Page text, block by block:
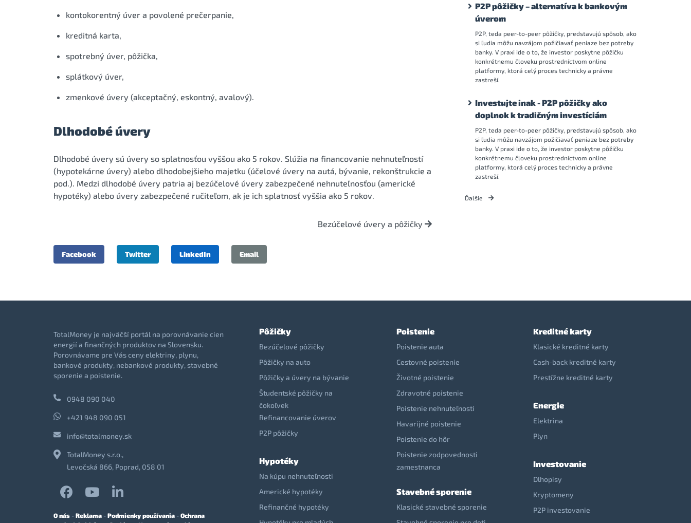
kontokorentný úver a povolené prečerpanie,
kreditná karta,
spotrebný úver, pôžička,
splátkový úver,
zmenkové úvery (akceptačný, eskontný, avalový).
Dlhodobé úvery
Dlhodobé úvery sú úvery so splatnosťou vyššou ako 5 rokov. Slúžia na financovanie nehnuteľností
(hypotekárne úvery) alebo dlhodobejšieho majetku (účelové úvery na autá, bývanie, rekonštrukcie a
pod.). Medzi dlhodobé úvery patria aj bezúčelové úvery zabezpečené nehnuteľnosťou (americké
hypotéky) alebo úvery zabezpečené ručiteľom, ak je ich splatnosť vyššia ako 5 rokov.
Bezúčelové úvery a pôžičky
Facebook Twitter LinkedIn Email
P2P pôžičky – alternatíva k bankovým
úverom
P2P, teda peer-to-peer pôžičky, predstavujú spôsob, ako
si ľudia môžu navzájom požičiavať peniaze bez potreby
banky. V praxi ide o to, že investor poskytne pôžičku
konkrétnemu človeku prostredníctvom online
platformy, ktorá celý proces technicky a právne
zastreší.
Investujte inak - P2P pôžičky ako
doplnok k tradičným investíciám
P2P, teda peer-to-peer pôžičky, predstavujú spôsob, ako
si ľudia môžu navzájom požičiavať peniaze bez potreby
banky. V praxi ide o to, že investor poskytne pôžičku
konkrétnemu človeku prostredníctvom online
platformy, ktorá celý proces technicky a právne
zastreší.
Ďalšie
Pôžičky
Bezúčelové pôžičky
Pôžičky na auto
Pôžičky a úvery na bývanie
Študentské pôžičky na
čokoľvek
Refinancovanie úverov
P2P pôžičky
Hypotéky
Na kúpu nehnuteľnosti
Americké hypotéky
Refinančné hypotéky
Poistenie
Poistenie auta
Cestovné poistenie
Životné poistenie
Zdravotné poistenie
Poistenie nehnuteľnosti
Havarijné poistenie
Poistenie do hôr
Poistenie zodpovednosti
zamestnanca
Stavebné sporenie
Klasické stavebné sporenie
Kreditné karty
Klasické kreditné karty
Cash-back kreditné karty
Prestížne kreditné karty
Energie
Elektrina
Plyn
Investovanie
Dlhopisy
Kryptomeny
P2P investovanie
TotalMoney je najväčší portál na porovnávanie cien
energií a finančných produktov na Slovensku.
Porovnávame pre Vás ceny elektriny, plynu,
bankové produkty, nebankové produkty, stavebné
sporenie a poistenie.
0948 090 040
+421 948 090 051
info@totalmoney.sk
TotalMoney s.r.o.,
Levočská 866, Poprad, 058 01
O nás - Reklama - Podmienky používania - Ochrana